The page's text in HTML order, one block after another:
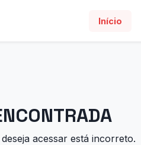
Início
acessar está incorreto.